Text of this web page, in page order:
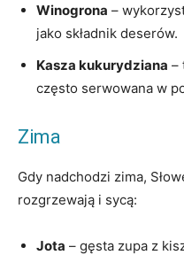
Winogrona –
jako składnik deserów.
Kasza kukurydziana –
często serwowana w
Zima
Gdy nadchodzi zima,
rozgrzewają i sycą:
Jota – gęsta zupa z